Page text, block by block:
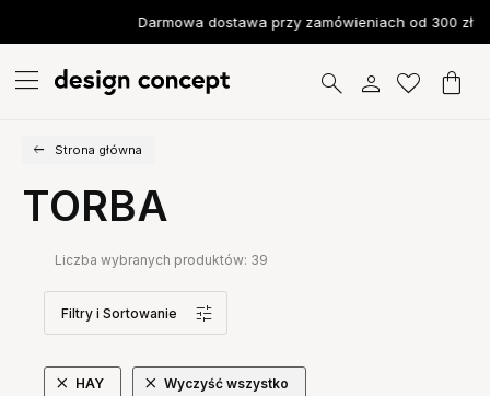
Darmowa dostawa przy zamówieniach od 300 zł
Strona główna
TORBA
Liczba wybranych produktów: 39
Filtry i Sortowanie
HAY Wyczyść wszystko